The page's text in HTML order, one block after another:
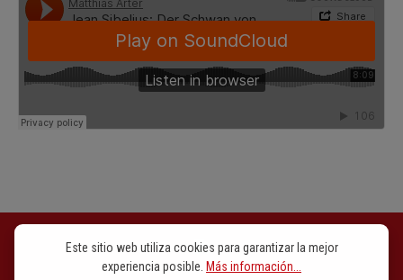
Este sitio web utiliza cookies para garantizar la mejor
experiencia posible. Más información...